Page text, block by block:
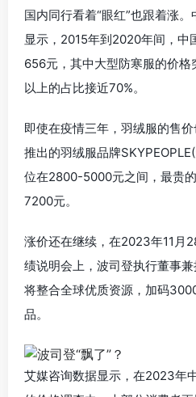
国内同行看着“眼红”也跟着涨
显示，2015年到2020年间，中
656元，其中大型防寒服的价
以上的占比接近70%。
即使在疫情三年，羽绒服的售
推出的羽绒服品牌
位在2800-5000元之间，最贵
7200元。
涨价还在继续，在2023年11月
绩说明会上，波司登执行董事
将整合全球优质资源，加码
品。
艾媒咨询数据显示，在2023年